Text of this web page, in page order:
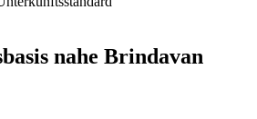
nahe Brindavan